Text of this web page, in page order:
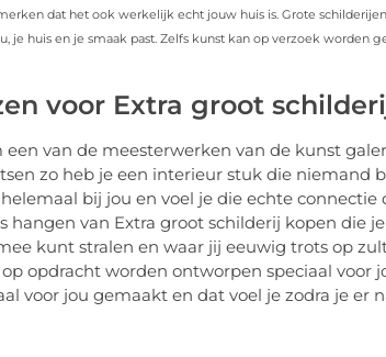
dat het ook werkelijk echt jouw huis is. Grote
je huis en je smaak past. Zelfs kunst kan op verzoek worden
voor Extra groot
een van de meesterwerken van de kunst
zo heb je een interieur stuk die niemand
bij jou en voel je die echte
hangen van Extra groot schilderij kopen die
kunt stralen en waar jij eeuwig trots op
opdracht worden ontworpen speciaal voor
voor jou gemaakt en dat voel je zodra je er